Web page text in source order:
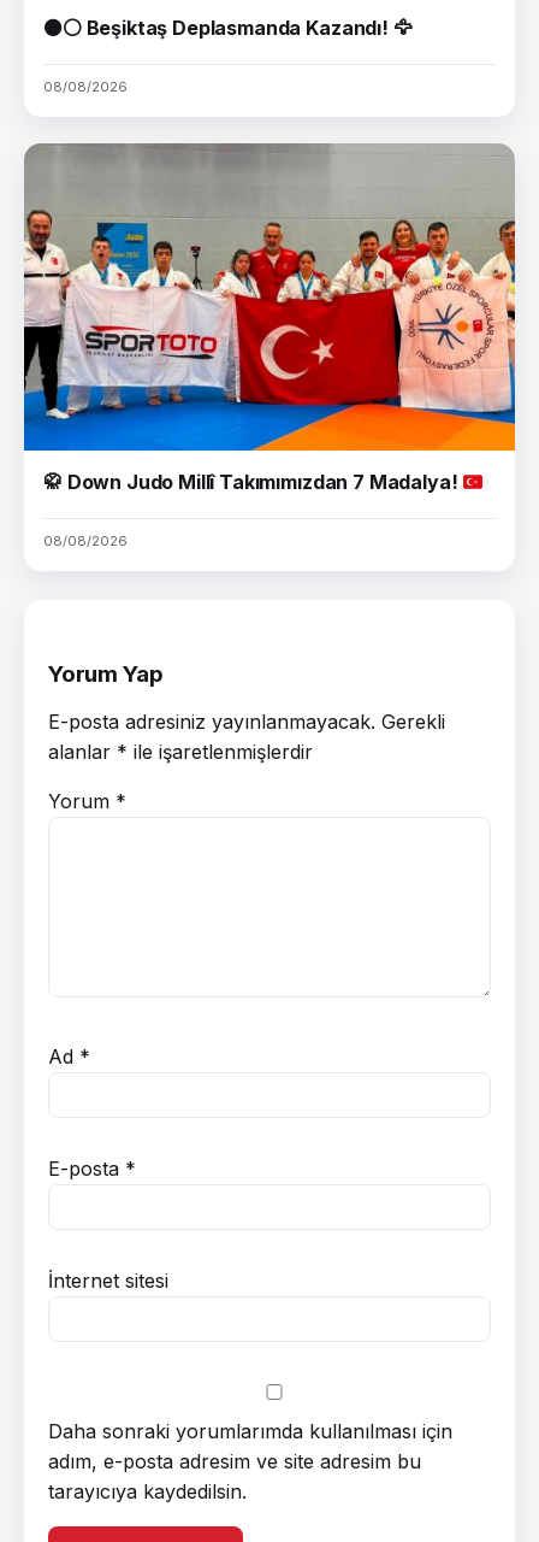
⚫⚪ Beşiktaş Deplasmanda Kazandı! 🦅
08/08/2026
🥋 Down Judo Millî Takımımızdan 7 Madalya!
08/08/2026
Yorum Yap
E-posta adresiniz yayınlanmayacak. Gerekli
alanlar * ile işaretlenmişlerdir
Yorum *
Ad *
E-posta *
İnternet sitesi
Daha sonraki yorumlarımda kullanılması için
adım, e-posta adresim ve site adresim bu
tarayıcıya kaydedilsin.